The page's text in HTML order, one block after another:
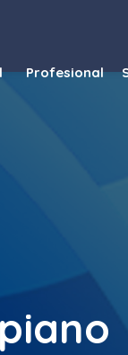
Profesional